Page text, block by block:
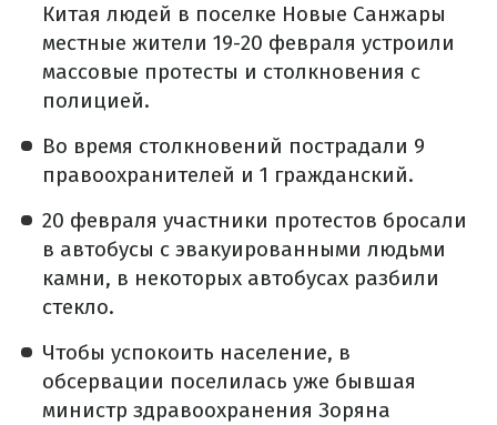
Китая людей в поселке Новые Санжары
местные жители 19-20 февраля устроили
массовые протесты и столкновения с
полицией.
Во время столкновений пострадали 9
правоохранителей и 1 гражданский.
20 февраля участники протестов бросали
в автобусы с эвакуированными людьми
камни, в некоторых автобусах разбили
стекло.
Чтобы успокоить население, в
обсервации поселилась уже бывшая
министр здравоохранения Зоряна